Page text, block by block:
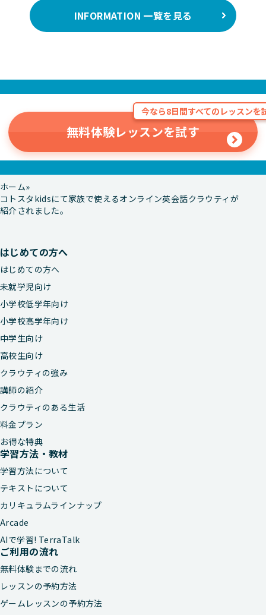
INFORMATION 一覧を見る
今なら8日間すべてのレッスンを
無料体験レッスンを試す
ホーム
コトスタkidsにて家族で使えるオンライン英会話クラウティが
紹介されました。
はじめての方へ
はじめての方へ
未就学児向け
小学校低学年向け
小学校高学年向け
中学生向け
高校生向け
クラウティの強み
講師の紹介
クラウティのある生活
料金プラン
お得な特典
学習方法・教材
学習方法について
テキストについて
カリキュラムラインナップ
Arcade
AIで学習! TerraTalk
ご利用の流れ
無料体験までの流れ
レッスンの予約方法
ゲームレッスンの予約方法